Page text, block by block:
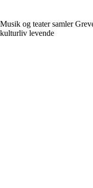
Musik og teater samler
kulturliv levende